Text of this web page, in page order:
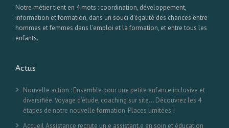
Notre métier tient en 4 mots : coordination, développement,
information et formation, dans un souci d'égalité des chances entre
hommes et femmes dans l'emploi et la formation, et entre tous les
enfants.
Actus
Nouvelle action : Ensemble pour une petite enfance inclusive et
diversifiée. Voyage d’étude, coaching sur site… Découvrez les 4
étapes de notre nouvelle formation. Places limitées !
Accueil Assistance recrute un.e assistant.e en soin et éducation